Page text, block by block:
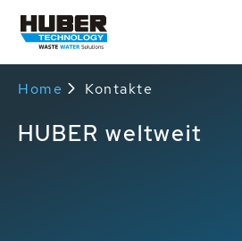
Home Kontakte
HUBER weltweit